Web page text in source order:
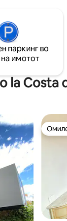
работат
Салт
4
вила
паркинг во
имотот
la Costa